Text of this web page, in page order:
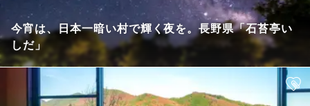
今宵は、日本一暗い村で輝く夜を。長野県「石苔亭い
しだ」